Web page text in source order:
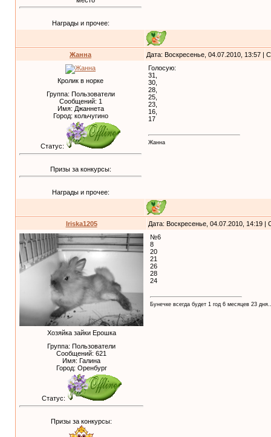
Награды и прочее:
Жанна Дата: Воскресенье, 04.07.2010, 13:57 |
Кролик в норке
Группа: Пользователи
Сообщений: 1
Имя: Джаннета
Город: кольчугино
Статус:
Призы за конкурсы:
Награды и прочее:
Голосую:
31,
30,
28,
25,
23,
16,
17
Жанна
Iriska1205 Дата: Воскресенье, 04.07.2010, 14:19
Хозяйка зайки Ерошка
Группа: Пользователи
Сообщений: 621
Имя: Галина
Город: Оренбург
Статус:
Призы за конкурсы:
№6
8
20
21
26
28
24
Бунечке всегда будет 1 год 6 месяцев 23